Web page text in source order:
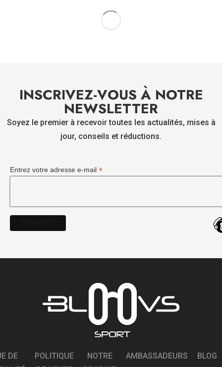
INSCRIVEZ-VOUS À NOTRE
NEWSLETTER
Soyez le premier à recevoir toutes les actualités, mises à
jour, conseils et réductions.
Entrez votre adresse e-mail *
DE
POLITIQUE
NOTRE
AMBASSADEURS BLOG